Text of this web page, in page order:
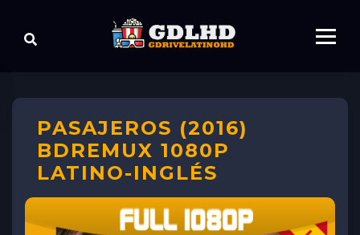
PASAJEROS (2016)
BDREMUX 1080P
LATINO-INGLÉS